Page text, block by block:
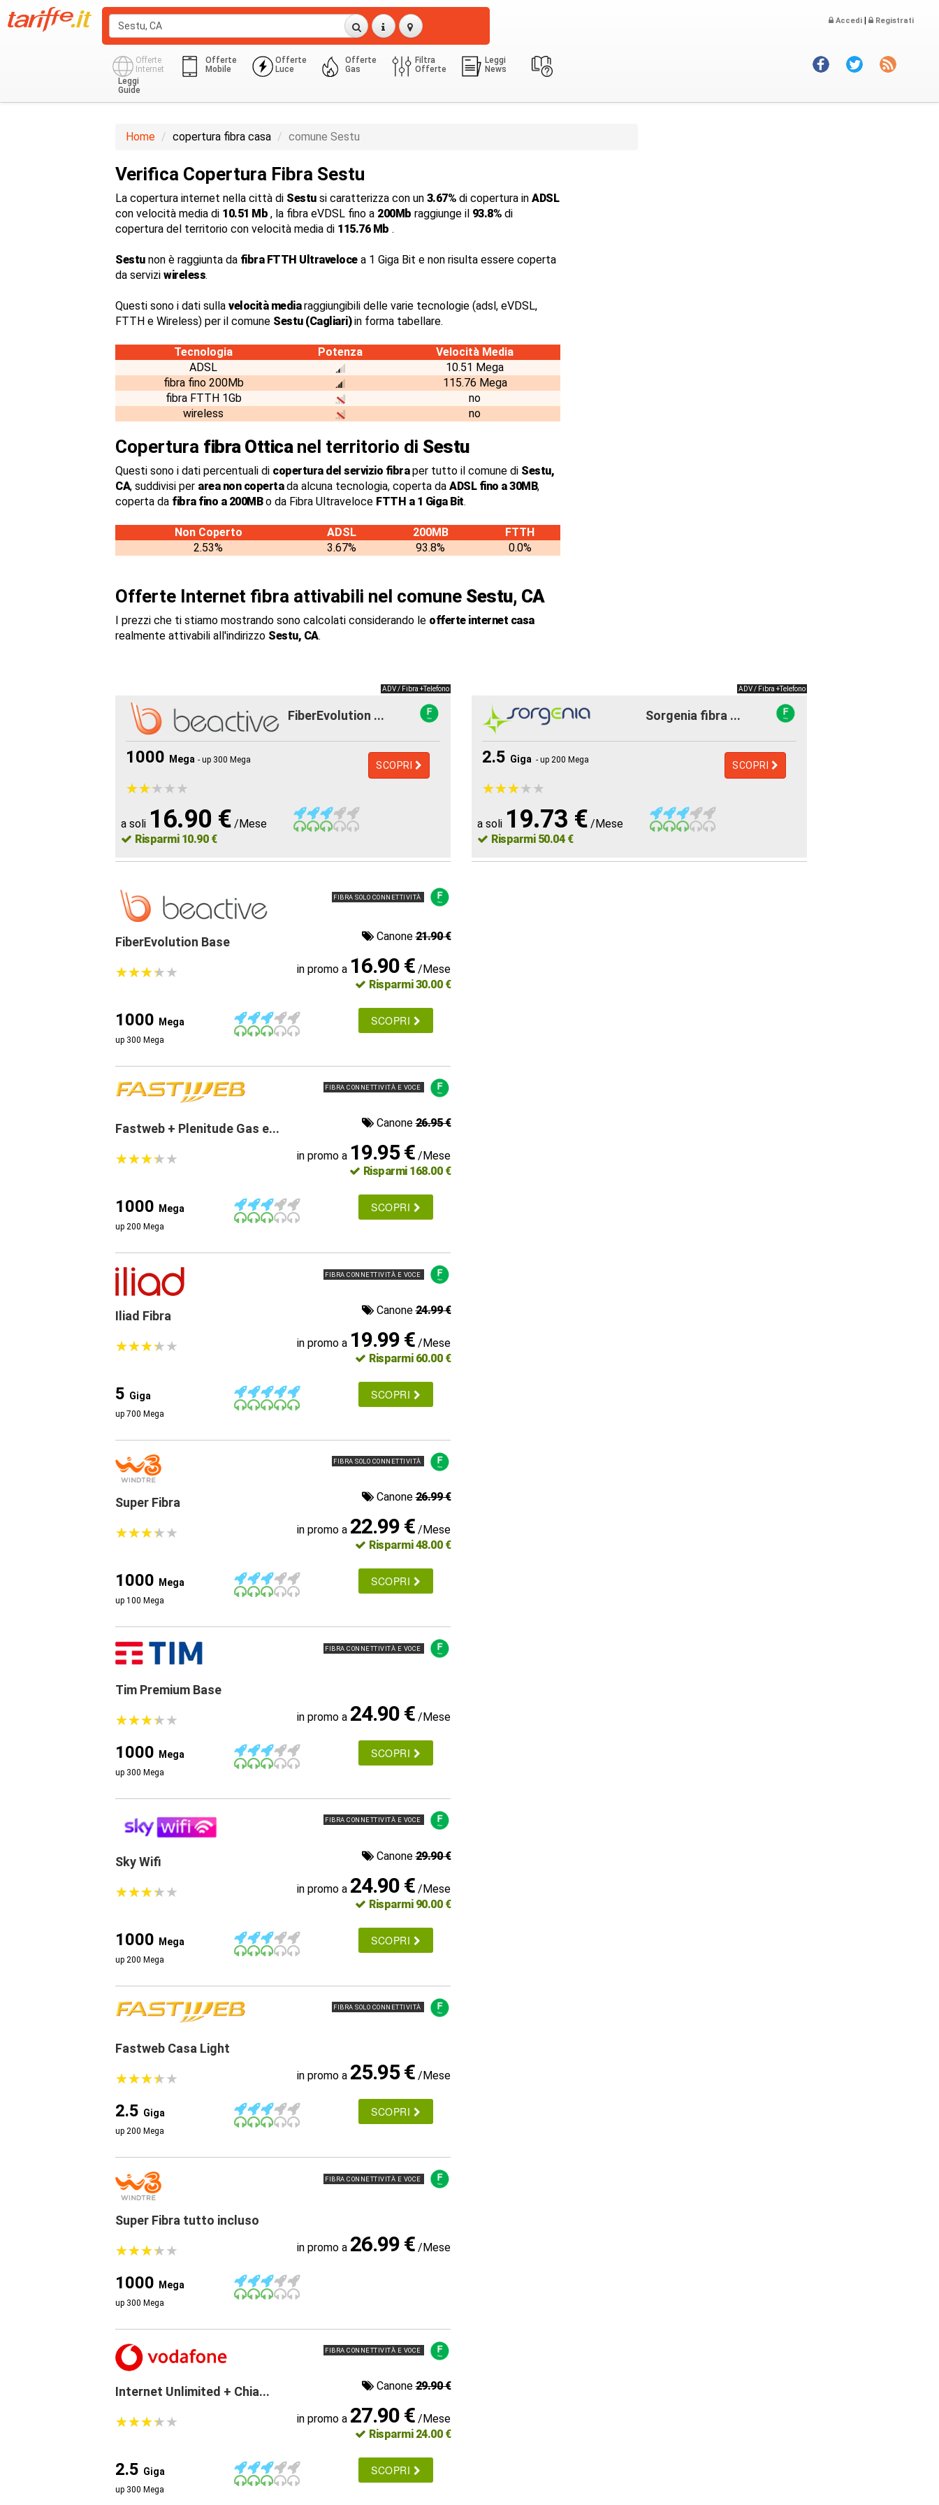
Accedi | Registrati
Offerte
Internet
Offerte
Mobile
Offerte
Luce
Offerte
Gas
Filtra
Offerte
Leggi
News
Leggi
Guide
Home copertura fibra casa comune Sestu
Verifica Copertura Fibra Sestu
La copertura internet nella città di Sestusi caratterizza con un 3.67% di copertura in ADSL
con velocità media di 10.51 Mb , la fibra eVDSL fino a 200Mb raggiunge il 93.8% di
copertura del territorio con velocità media di 115.76 Mb .
Sestunon è raggiunta da fibra FTTH Ultravelocea 1 Giga Bit e non risulta essere coperta
da servizi wireless.
Questi sono i dati sulla velocità mediaraggiungibili delle varie tecnologie (adsl, eVDSL,
FTTH e Wireless) per il comune Sestu (Cagliari)in forma tabellare.
Tecnologia Potenza
Velocità Media
ADSL
10.51 Mega
fibra fino 200Mb
115.76 Mega
fibra FTTH 1Gb
no
wireless
no
Copertura fibra Otticanel territorio di Sestu
Questi sono i dati percentuali di copertura del servizio fibraper tutto il comune di Sestu,
CA, suddivisi per area non copertada alcuna tecnologia, coperta da ADSL fino a 30MB,
coperta da fibra fino a 200MBo da Fibra Ultraveloce FTTH a 1 Giga Bit.
Non Coperto ADSL 200MB
FTTH
2.53%
3.67% 93.8% 0.0%
Offerte Internet fibra attivabili nel comune Sestu, CA
I prezzi che ti stiamo mostrando sono calcolati considerando le offerte internet casa
realmente attivabili all'indirizzo Sestu, CA.
ADV / Fibra +Telefono
FiberEvolution ...
1000 Mega - up 300 Mega SCOPRI
★★★★★
★★★★★
a soli 16.90 € /Mese
Risparmi 10.90 €
ADV / Fibra +Telefono
Sorgenia fibra ...
2.5 Giga - up 200 Mega SCOPRI
★★★★★
★★★★★
a soli 19.73 € /Mese
Risparmi 50.04 €
FIBRA SOLO CONNETTIVITÀ
FiberEvolution Base Canone21.90 €
★★★★★
★★★★★ in promo a 16.90 € /Mese
Risparmi 30.00 €
1000 Mega
up 300 Mega
SCOPRI
FIBRA CONNETTIVITÀ E VOCE
Fastweb + Plenitude Gas e... Canone26.95 €
★★★★★
★★★★★ in promo a 19.95 € /Mese
Risparmi 168.00 €
1000 Mega
up 200 Mega
SCOPRI
FIBRA CONNETTIVITÀ E VOCE
Iliad Fibra Canone24.99 €
★★★★★
★★★★★ in promo a 19.99 € /Mese
Risparmi 60.00 €
5 Giga
up 700 Mega
SCOPRI
FIBRA SOLO CONNETTIVITÀ
Super Fibra Canone26.99 €
★★★★★
★★★★★ in promo a 22.99 € /Mese
Risparmi 48.00 €
1000 Mega
up 100 Mega
SCOPRI
FIBRA CONNETTIVITÀ E VOCE
Tim Premium Base
★★★★★
★★★★★ in promo a 24.90 € /Mese
1000 Mega
up 300 Mega
SCOPRI
FIBRA CONNETTIVITÀ E VOCE
Sky Wifi Canone29.90 €
★★★★★
★★★★★ in promo a 24.90 € /Mese
Risparmi 90.00 €
1000 Mega
up 200 Mega
SCOPRI
FIBRA SOLO CONNETTIVITÀ
Fastweb Casa Light
★★★★★
★★★★★ in promo a 25.95 € /Mese
2.5 Giga
up 200 Mega
SCOPRI
FIBRA CONNETTIVITÀ E VOCE
Super Fibra tutto incluso
★★★★★
★★★★★ in promo a 26.99 € /Mese
1000 Mega
up 300 Mega
FIBRA CONNETTIVITÀ E VOCE
Internet Unlimited + Chia... Canone29.90 €
★★★★★
★★★★★ in promo a 27.90 € /Mese
Risparmi 24.00 €
2.5 Giga
up 300 Mega
SCOPRI